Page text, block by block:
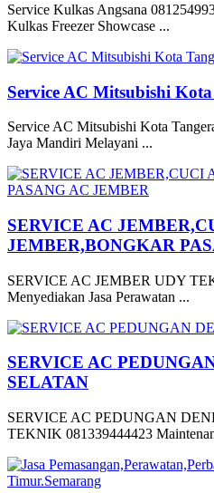
Service Kulkas Angsana
Kulkas Freezer Showcase ...
Service AC Mitsubishi
Service AC Mitsubishi Kota
Jaya Mandiri Melayani ...
SERVICE AC
JEMBER,BONGKAR
SERVICE AC JEMBER UDY
Menyediakan Jasa Perawatan ...
SERVICE AC
SELATAN
SERVICE AC PEDUNGAN
TEKNIK 081339444423